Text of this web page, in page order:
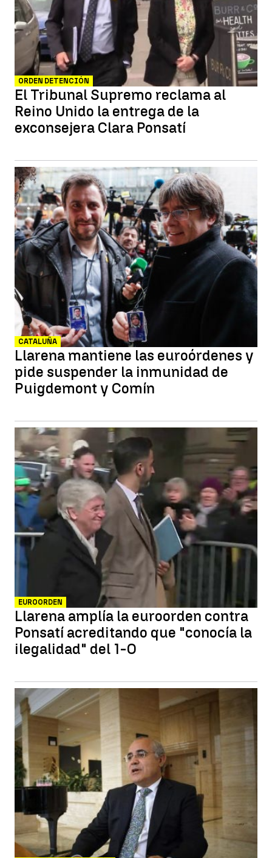
ORDEN DETENCIÓN
El Tribunal Supremo reclama al
Reino Unido la entrega de la
exconsejera Clara Ponsatí
CATALUÑA
Llarena mantiene las euroórdenes y
pide suspender la inmunidad de
Puigdemont y Comín
EUROORDEN
Llarena amplía la euroorden contra
Ponsatí acreditando que "conocía la
ilegalidad" del 1-O